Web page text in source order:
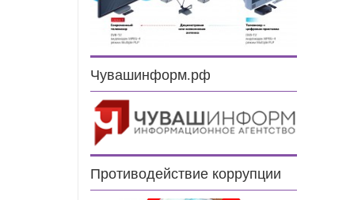
Чувашинформ.рф
Противодействие коррупции